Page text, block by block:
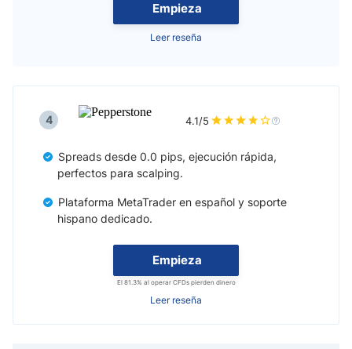
Empieza
Leer reseña
Empieza
El 81.3% al operar CFDs pierden dinero
Leer reseña
4 4.1/5
Spreads desde 0.0 pips, ejecución rápida,
perfectos para scalping.
Plataforma MetaTrader en español y soporte
hispano dedicado.